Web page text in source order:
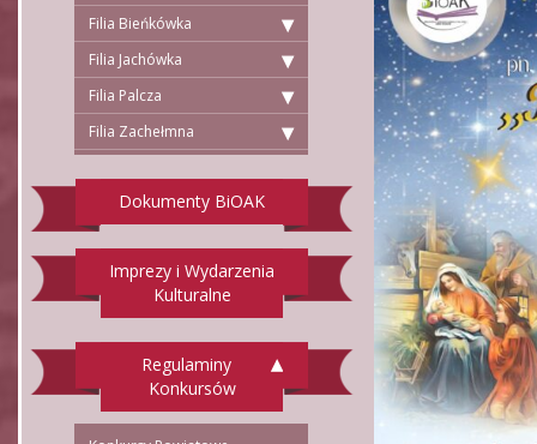
Filia Bieńkówka
Filia Jachówka
Filia Palcza
Filia Zachełmna
Dokumenty BiOAK
Imprezy i Wydarzenia
Kulturalne
Regulaminy
Konkursów